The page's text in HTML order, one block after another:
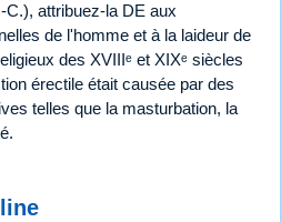
C.), attribuez-la DE aux
de l'homme et à la laideur de
des XVIIIᵉ et XIXᵉ siècles
érectile était causée par des
telles que la masturbation, la